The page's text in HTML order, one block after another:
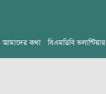
আমাদের কথা বিএমডিবি ভলান্টিয়ার